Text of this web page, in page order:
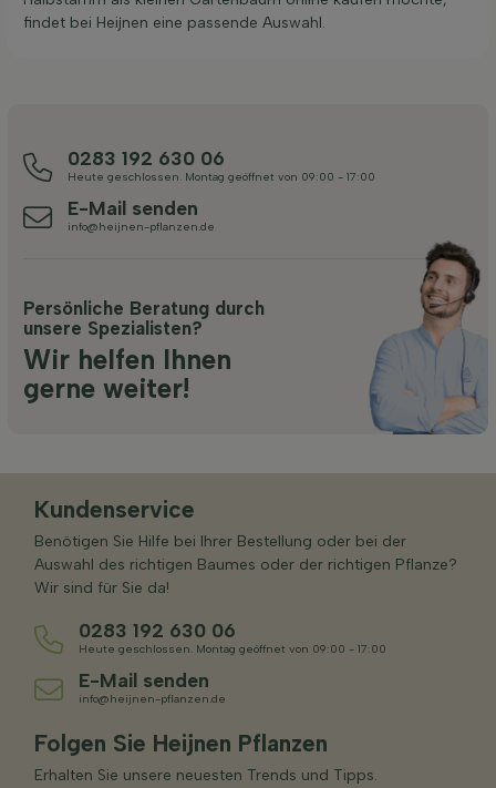
findet bei Heijnen eine passende Auswahl.
0283 192 630 06
Heute geschlossen. Montag geöffnet von 09:00 - 17:00
E-Mail senden
info@heijnen-pflanzen.de
Persönliche Beratung durch
unsere Spezialisten?
Wir helfen Ihnen
gerne weiter!
Kundenservice
Benötigen Sie Hilfe bei Ihrer Bestellung oder bei der
Auswahl des richtigen Baumes oder der richtigen Pflanze?
Wir sind für Sie da!
0283 192 630 06
Heute geschlossen. Montag geöffnet von 09:00 - 17:00
E-Mail senden
info@heijnen-pflanzen.de
Folgen Sie Heijnen Pflanzen
Erhalten Sie unsere neuesten Trends und Tipps.